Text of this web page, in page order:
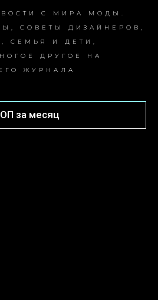
С МИРА МОДЫ.
СОВЕТЫ ДИЗАЙНЕРОВ,
СЕМЬЯ И ДЕТИ,
ДРУГОЕ НА
ЖУРНАЛА
за месяц